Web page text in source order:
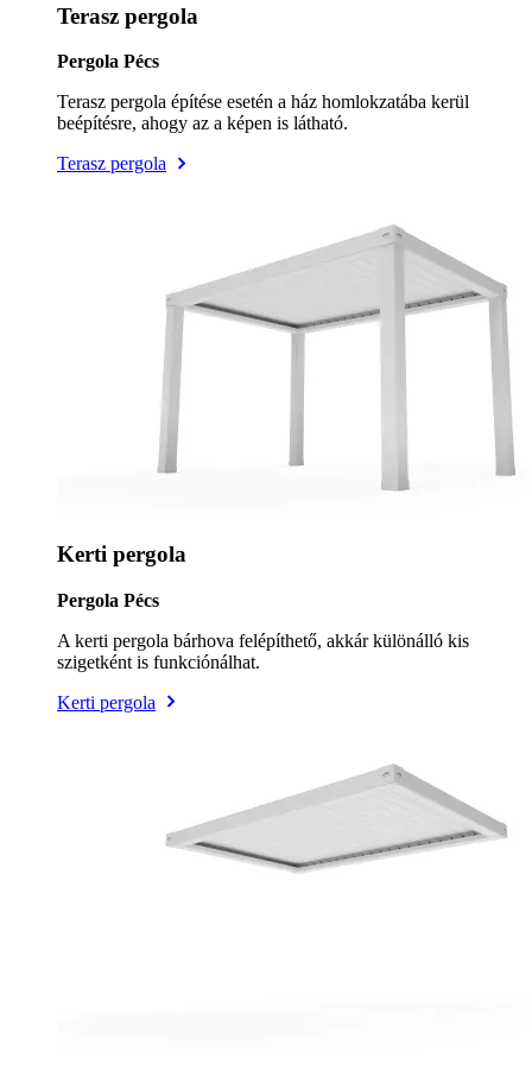
Terasz pergola
Pergola Pécs
Terasz pergola építése esetén a ház homlokzatába kerül
beépítésre, ahogy az a képen is látható.
Terasz pergola
Kerti pergola
Pergola Pécs
A kerti pergola bárhova felépíthető, akkár különálló kis
szigetként is funkciónálhat.
Kerti pergola